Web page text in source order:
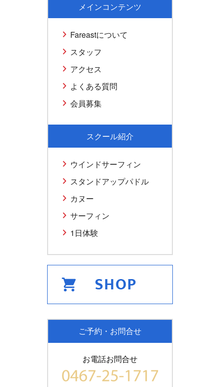
メインコンテンツ
Fareastについて
スタッフ
アクセス
よくある質問
会員募集
スクール紹介
ウインドサーフィン
スタンドアップパドル
カヌー
サーフィン
1日体験
ご予約・お問合せ
お電話お問合せ